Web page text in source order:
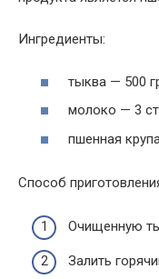
Ингредиенты:
тыква — 500
молоко — 3
пшенная
Способ
Очищенную
Залить